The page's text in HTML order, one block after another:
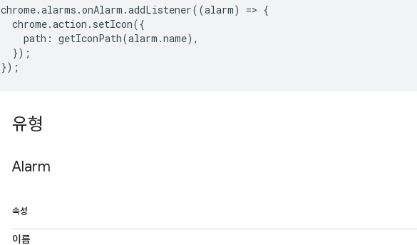
chrome.alarms .onAlarm .addListener((alarm) => {
chrome.action . setIcon({
path : getIconPath(alarm .name),
});
});
유형
Alarm
속성
이름